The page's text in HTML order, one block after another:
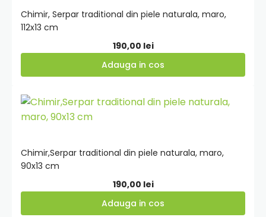
Chimir, Serpar traditional din piele naturala, maro,
112x13 cm
190,00 lei
Adauga in cos
Chimir,Serpar traditional din piele naturala, maro,
90x13 cm
190,00 lei
Adauga in cos
Adauga